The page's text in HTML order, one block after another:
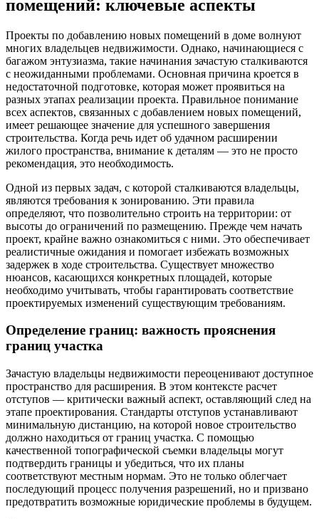
помещений: ключевые аспекты
Проекты по добавлению новых помещений в доме волнуют
многих владельцев недвижимости. Однако, начинающиеся с
багажом энтузиазма, такие начинания зачастую сталкиваются
с неожиданными проблемами. Основная причина кроется в
недостаточной подготовке, которая может проявиться на
разных этапах реализации проекта. Правильное понимание
всех аспектов, связанных с добавлением новых помещений,
имеет решающее значение для успешного завершения
строительства. Когда речь идет об удачном расширении
жилого пространства, внимание к деталям — это не просто
рекомендация, это необходимость.
Одной из первых задач, с которой сталкиваются владельцы,
являются требования к зонированию. Эти правила
определяют, что позволительно строить на территории: от
высоты до ограничений по размещению. Прежде чем начать
проект, крайне важно ознакомиться с ними. Это обеспечивает
реалистичные ожидания и помогает избежать возможных
задержек в ходе строительства. Существует множество
нюансов, касающихся конкретных площадей, которые
необходимо учитывать, чтобы гарантировать соответствие
проектируемых изменений существующим требованиям.
Определение границ: важность прояснения
границ участка
Зачастую владельцы недвижимости переоценивают доступное
пространство для расширения. В этом контексте расчет
отступов — критически важный аспект, оставляющий след на
этапе проектирования. Стандарты отступов устанавливают
минимальную дистанцию, на которой новое строительство
должно находиться от границ участка. С помощью
качественной топографической съемки владельцы могут
подтвердить границы и убедиться, что их планы
соответствуют местным нормам. Это не только облегчает
последующий процесс получения разрешений, но и призвано
предотвратить возможные юридические проблемы в будущем.